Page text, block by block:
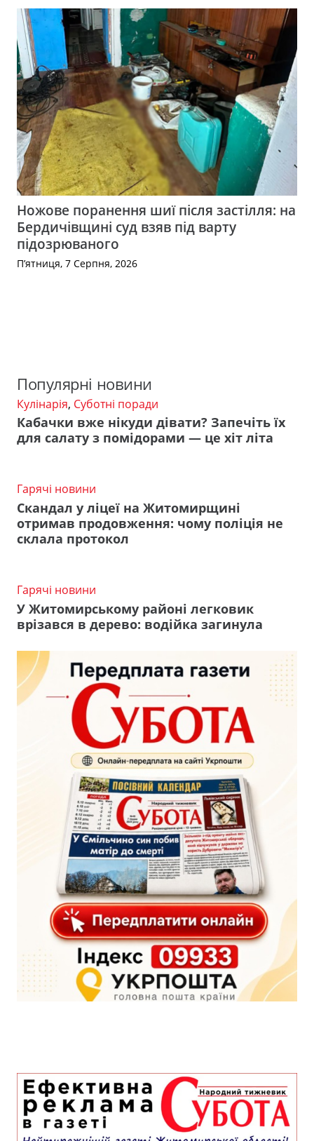
Ножове поранення шиї після застілля: на
Бердичівщині суд взяв під варту
підозрюваного
П’ятниця, 7 Серпня, 2026
Популярні новини
Кулінарія, Суботні поради
Кабачки вже нікуди дівати? Запечіть їх
для салату з помідорами — це хіт літа
Гарячі новини
Скандал у ліцеї на Житомирщині
отримав продовження: чому поліція не
склала протокол
Гарячі новини
У Житомирському районі легковик
врізався в дерево: водійка загинула